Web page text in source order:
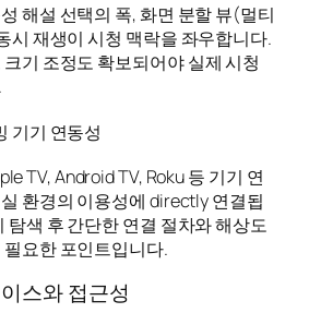
해설 선택의 폭, 화면 분할 뷰(멀티
시 재생이 시청 맥락을 좌우합니다.
기 조정도 확보되어야 실제 시청
기기 연동성
TV, Android TV, Roku 등 기기 연
환경의 이용성에 directly 연결됩
탐색 후 간단한 연결 절차와 해상도
요한 포인트입니다.
스와 접근성